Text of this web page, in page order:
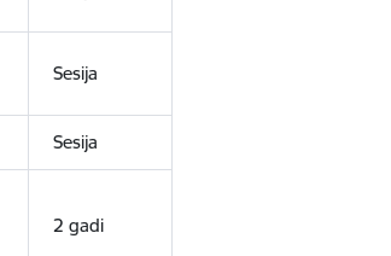
Sesija
Sesija
2 gadi